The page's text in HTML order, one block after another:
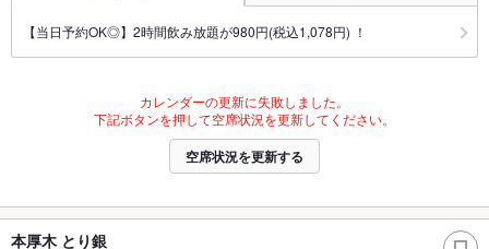
【当日予約OK◎】2時間飲み放題が980円(税込1,078円) ！
カレンダーの更新に失敗しました。
下記ボタンを押して空席状況を更新してください。
空席状況を更新する
本厚木 とり銀